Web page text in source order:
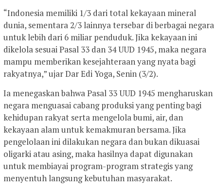
“Indonesia memiliki 1/3 dari total kekayaan mineral
dunia, sementara 2/3 lainnya tersebar di berbagai negara
untuk lebih dari 6 miliar penduduk. Jika kekayaan ini
dikelola sesuai Pasal 33 dan 34 UUD 1945, maka negara
mampu memberikan kesejahteraan yang nyata bagi
rakyatnya,” ujar Dar Edi Yoga, Senin (3/2).
Ia menegaskan bahwa Pasal 33 UUD 1945 mengharuskan
negara menguasai cabang produksi yang penting bagi
kehidupan rakyat serta mengelola bumi, air, dan
kekayaan alam untuk kemakmuran bersama. Jika
pengelolaan ini dilakukan negara dan bukan dikuasai
oligarki atau asing, maka hasilnya dapat digunakan
untuk membiayai program-program strategis yang
menyentuh langsung kebutuhan masyarakat.